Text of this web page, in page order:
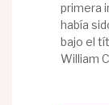
primera
había
bajo el
William